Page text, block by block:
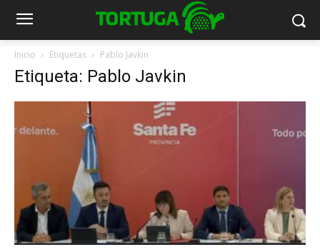
Inicio Etiquetas Pablo Javkin
Etiqueta: Pablo Javkin